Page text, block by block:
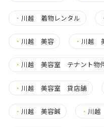
・ 川越 着物レンタル
・ 川越 美容 ・ 川越
・ 川越 美容室 テナント物
・ 川越 美容室 貸店舗
・ 川越 美容鍼 ・ 川